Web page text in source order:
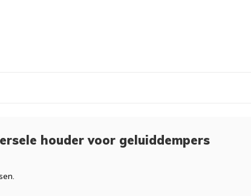
houder voor geluiddempers